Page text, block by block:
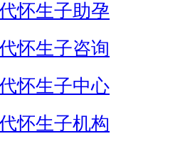
怀生子助孕
怀生子咨询
怀生子中心
怀生子机构